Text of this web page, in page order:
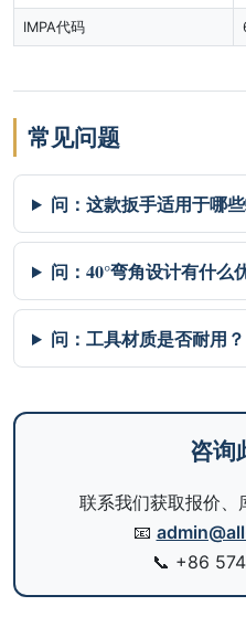
IMPA代码
常见问题
问：这款扳手适用于哪
问：40°弯角设计有什么
问：工具材质是否耐用？
咨询
联系我们获取报价、
📧
📞 +86